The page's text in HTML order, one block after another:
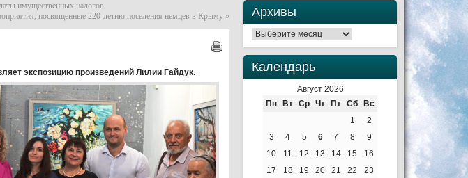
имущественных налогов
посвященные 220-летию поселения немцев в Крыму »
экспозицию произведений Лилии Гайдук.
Архивы
Архивы
Календарь
Август 2026
Пн
Вт Ср Чт Пт Сб
Вс
1
2
3
4 5 6 7 8
9
10
11 12 13 14 15
16
17
18 19 20 21 22
23